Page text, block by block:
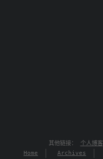
其他链接： 个人博客
Home
Archives